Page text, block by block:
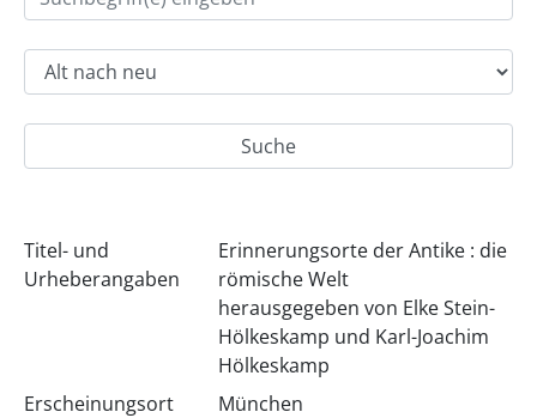
Titel- und
Urheberangaben
Erinnerungsorte der Antike : die
römische Welt
herausgegeben von Elke Stein-
Hölkeskamp und Karl-Joachim
Hölkeskamp
Erscheinungsort
München